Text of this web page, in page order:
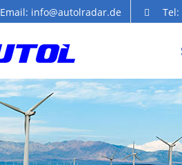
Email: info@autolradar.de Tel: